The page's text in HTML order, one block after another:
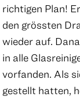
richtigen Plan!
den grössten
wieder auf.
in alle
vorfanden. Als
gestellt hatten,